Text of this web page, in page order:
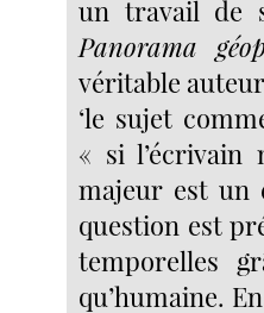
un travail de
Panorama
véritable
‘le sujet
« si l’écrivain
majeur est un
question est
temporelles
qu’humaine.